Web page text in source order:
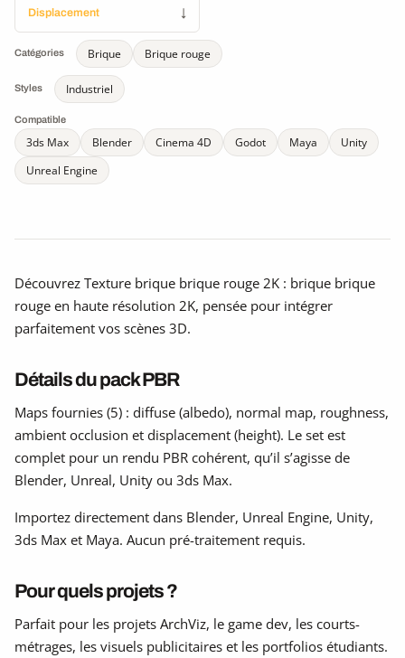
Displacement ↓
Catégories Brique Brique rouge
Styles Industriel
Compatible
3ds Max Blender Cinema 4D Godot Maya
Unity
Unreal Engine
Découvrez Texture brique brique rouge 2K : brique brique
rouge en haute résolution 2K, pensée pour intégrer
parfaitement vos scènes 3D.
Détails du pack PBR
Maps fournies (5) : diffuse (albedo), normal map, roughness,
ambient occlusion et displacement (height). Le set est
complet pour un rendu PBR cohérent, qu’il s’agisse de
Blender, Unreal, Unity ou 3ds Max.
Importez directement dans Blender, Unreal Engine, Unity,
3ds Max et Maya. Aucun pré-traitement requis.
Pour quels projets ?
Parfait pour les projets ArchViz, le game dev, les courts-
métrages, les visuels publicitaires et les portfolios étudiants.